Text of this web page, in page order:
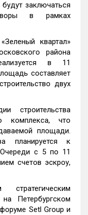
заключаться
в рамках
квартал»
района
в 11
составляет
двух
строительства
комплекса, что
площади.
планируется к
с 5 по 11
счетов эскроу,
Петербургском
Setl Group и